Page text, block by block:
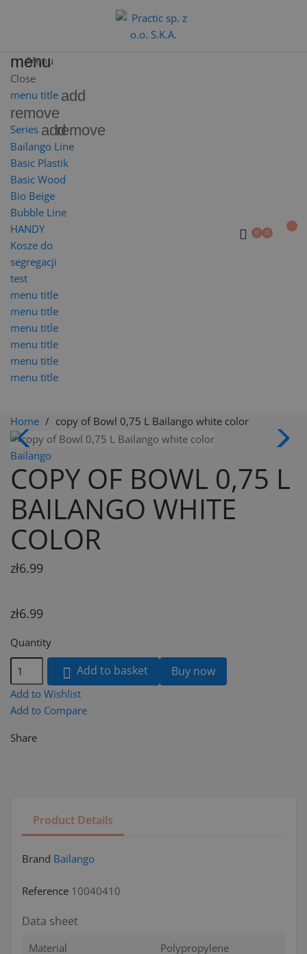
menu
Menu
Close
menu title add
remove
Series addremove
Bailango Line
Basic Plastik
Basic Wood
Bio Beige
Bubble Line
HANDY
Kosze do
segregacji
test
menu title
menu title
menu title
menu title
menu title
menu title
Home copy of Bowl 0,75 L Bailango white color
Bailango
COPY OF BOWL 0,75 L
BAILANGO WHITE
COLOR
zł6.99
zł6.99
Quantity
 Add to basket Buy now
Add to Wishlist
Add to Compare
Share
Product Details
Brand Bailango
Reference 10040410
Data sheet
Material Polypropylene